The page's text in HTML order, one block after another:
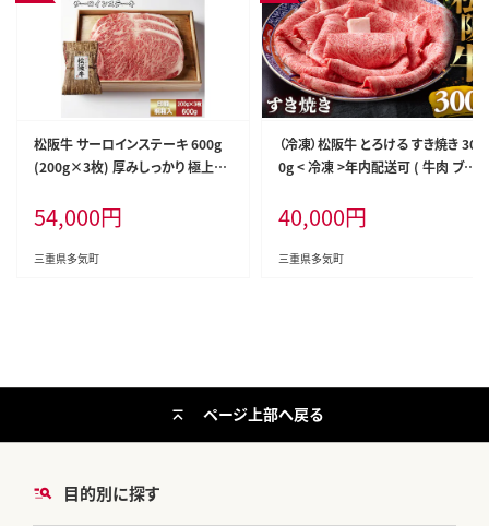
松阪牛 サーロインステーキ 600g
(200g×3枚) 厚みしっかり 極上の
坂牛 松阪肉 霜降り 高級ブランド牛
ロース サーロイン ステーキ ビフテ
キ 焼肉 自宅用 贈答品 化粧箱 ギフ
54,000円
三重県多気町
（冷凍）松阪牛 とろける すき焼き 30
0g < 冷凍 >年内配送可 ( 牛肉 ブラ
坂牛 しゃぶしゃぶ 肩ロース 肩 霜
ふり肉 霜降りしゃぶしゃぶ 松阪牛
とろける 牛肉 しゃぶしゃぶ肉 自宅
40,000円
三重県多気町
目的別に探す
ページ上部へ戻る